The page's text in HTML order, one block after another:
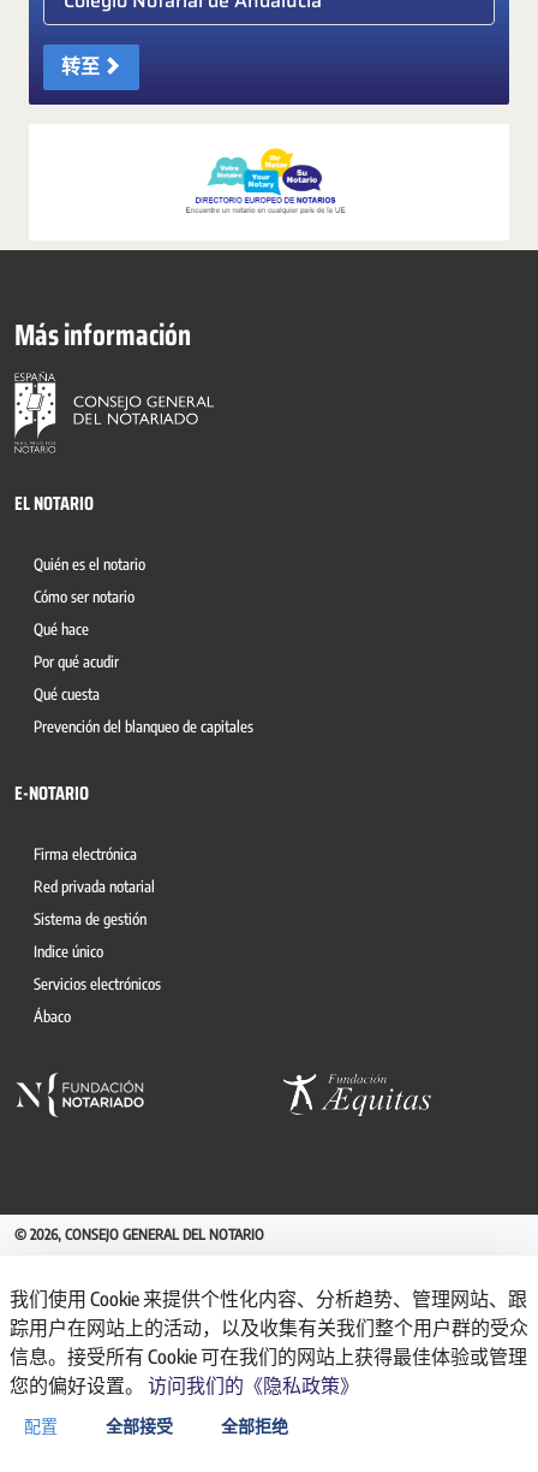
转至
Más información
EL NOTARIO
Quién es el notario
Cómo ser notario
Qué hace
Por qué acudir
Qué cuesta
Prevención del blanqueo de capitales
E-NOTARIO
Firma electrónica
Red privada notarial
Sistema de gestión
Indice único
Servicios electrónicos
Ábaco
© 2026, CONSEJO GENERAL DEL NOTARIO
REGISTRO DE ACTIVIDADES DE TRATAMIENTO
AVISO LEGAL
POLÍTICA DE PRIVACIDAD
POLÍTICA DE COOKIES
ACCESIBILIDAD
我们使用 Cookie 来提供个性化内容、分析趋势、管理网站、跟
踪用户在网站上的活动，以及收集有关我们整个用户群的受众
信息。接受所有 Cookie 可在我们的网站上获得最佳体验或管理
您的偏好设置。 访问我们的《隐私政策》
配置 全部接受 全部拒绝